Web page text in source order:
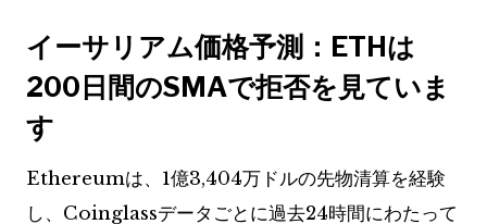
イーサリアム価格予測：ETHは
200日間のSMAで拒否を見ていま
す
Ethereumは、1億3,404万ドルの先物清算を経験
し、Coinglassデータごとに過去24時間にわたって